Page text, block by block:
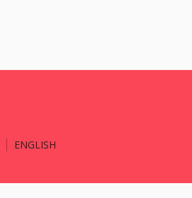
ENGLISH